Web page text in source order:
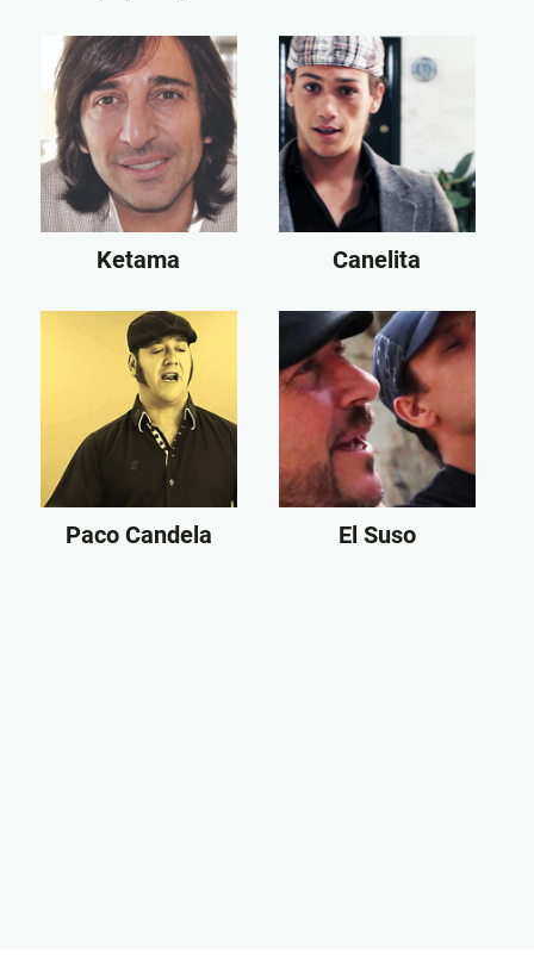
Ketama Canelita
Paco Candela El Suso